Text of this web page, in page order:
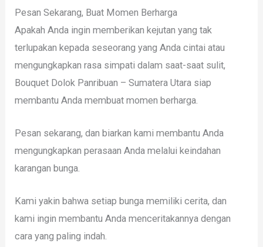
Pesan Sekarang, Buat Momen Berharga
Apakah Anda ingin memberikan kejutan yang tak
terlupakan kepada seseorang yang Anda cintai atau
mengungkapkan rasa simpati dalam saat-saat sulit,
Bouquet Dolok Panribuan – Sumatera Utara siap
membantu Anda membuat momen berharga.
Pesan sekarang, dan biarkan kami membantu Anda
mengungkapkan perasaan Anda melalui keindahan
karangan bunga.
Kami yakin bahwa setiap bunga memiliki cerita, dan
kami ingin membantu Anda menceritakannya dengan
cara yang paling indah.